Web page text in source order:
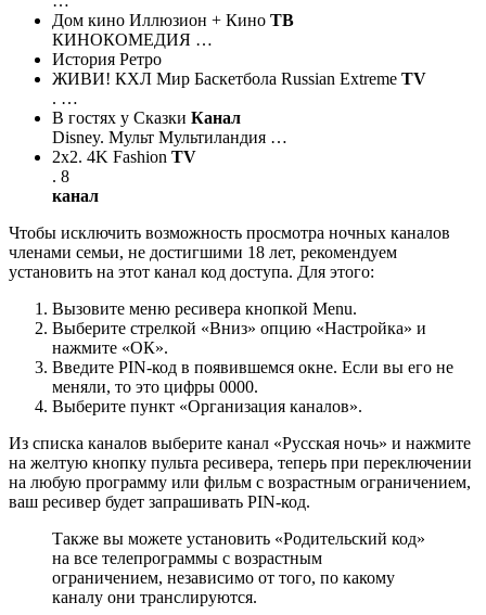
Дом кино Иллюзион + Кино ТВ
КИНОКОМЕДИЯ …
История Ретро
ЖИВИ! КХЛ Мир Баскетбола Russian Extreme TV
. …
В гостях у Сказки Канал
Disney. Мульт Мультиландия …
2х2. 4K Fashion TV
. 8
канал
Чтобы исключить возможность просмотра ночных каналов
членами семьи, не достигшими 18 лет, рекомендуем
установить на этот канал код доступа. Для этого:
Вызовите меню ресивера кнопкой Menu.
Выберите стрелкой «Вниз» опцию «Настройка» и
нажмите «ОК».
Введите PIN-код в появившемся окне. Если вы его не
меняли, то это цифры 0000.
Выберите пункт «Организация каналов».
Из списка каналов выберите канал «Русская ночь» и нажмите
на желтую кнопку пульта ресивера, теперь при переключении
на любую программу или фильм с возрастным ограничением,
ваш ресивер будет запрашивать PIN-код.
Также вы можете установить «Родительский код»
на все телепрограммы с возрастным
ограничением, независимо от того, по какому
каналу они транслируются.